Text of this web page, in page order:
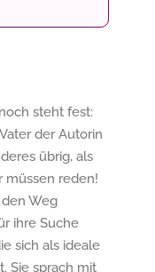
steht fest:
der Autorin
übrig, als
müssen reden!
Weg
ihre Suche
sich als ideale
Sie sprach mit